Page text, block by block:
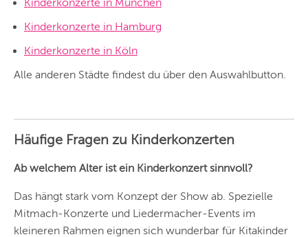
STUTTGART
LEIPZIG
DRESDEN
Kinderkonzerte in Hamburg
Kinderkonzerte in Köln
Alle anderen Städte findest du über den Auswahlbutton.
Häufige Fragen zu Kinderkonzerten
Ab welchem Alter ist ein Kinderkonzert sinnvoll?
Das hängt stark vom Konzept der Show ab. Spezielle
Mitmach-Konzerte und Liedermacher-Events im
kleineren Rahmen eignen sich wunderbar für Kitakinder